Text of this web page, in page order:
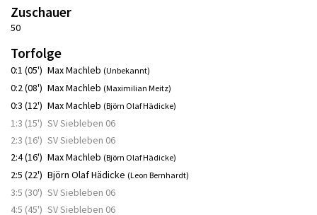
Zuschauer
50
Torfolge
0:1 (05') Max Machleb (Unbekannt)
0:2 (08') Max Machleb (Maximilian Meitz)
0:3 (12') Max Machleb (Björn Olaf Hädicke)
1:3 (15') SV Siebleben 06
2:3 (16') SV Siebleben 06
2:4 (16') Max Machleb (Björn Olaf Hädicke)
2:5 (22') Björn Olaf Hädicke (Leon Bernhardt)
3:5 (30') SV Siebleben 06
4:5 (45') SV Siebleben 06